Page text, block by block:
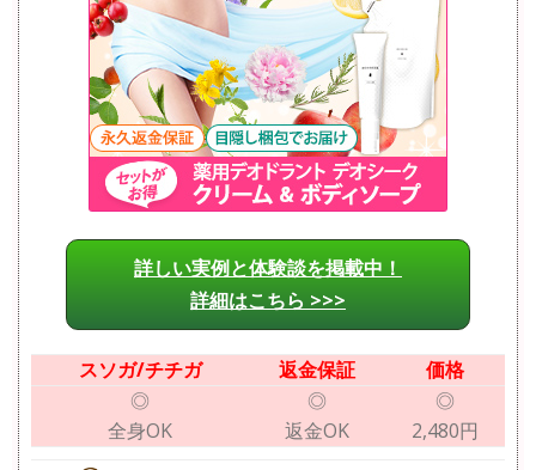
詳しい実例と体験談を掲載中！
詳細はこちら >>>
スソガ/チチガ 返金保証
価格
◎
全身OK
◎
返金OK
◎
2,480円